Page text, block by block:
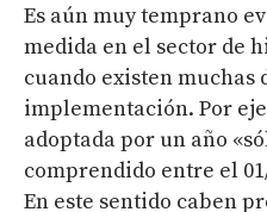
Es aún muy temprano
medida en el sector de
cuando existen muchas
implementación. Por
adoptada por un año
comprendido entre el
En este sentido caben